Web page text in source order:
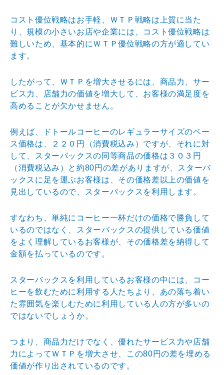
コスト優位戦略はお手軽、ＷＴＰ戦略は上質に当た
り、規模の小さいお店や企業には、コスト優位戦略は
難しいため、基本的にＷＴＰ優位戦略の方が適してい
ます。
したがって、ＷＴＰを増大させるには、商品力、サー
ビス力、店舗力の価値を増大して、お客様の満足度を
高めるこ とが欠かせません。
例えば、ドトールコーヒーのレギュラーサイズのベー
ス価格は、２２０円（消費税込み）ですが、それに対
して、ス ターバックスの同等商品の価格は３０３円
（消費税込み） と約80円の差がありますが、スターバ
ックスに足を運ぶお客様は、その価格差以上の価値を
見出しているので、ス ターバックスを利用します。
すなわち、単純にコーヒー一杯だけの価格で勝負して
いるのではなく、スターバックスの提供している価値
をよく理解しているお客様が、その価格差を納得して
金額を払って いるのです。
スターバックスを利用しているお客様の中には、コー
ヒーを飲むために利用する人たちより、あの落ち着い
た雰囲気を楽しむために利用している人の方が多いの
ではないでし ょうか。
つまり、商品力だけでなく、優れたサービス力や店舗
力によってＷＴＰを増大させ、この80円の差を埋める
価値が作り出されているのです。